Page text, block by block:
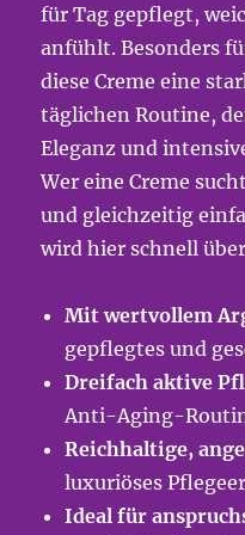
für Tag gepflegt,
anfühlt. Besonders
diese Creme eine
täglichen Routine,
Eleganz und
Wer eine Creme
und gleichzeitig
wird hier schnell
Mit wertvollem
gepflegtes und
Dreifach aktive
Anti-Aging-
Reichhaltige,
luxuriöses
Ideal für